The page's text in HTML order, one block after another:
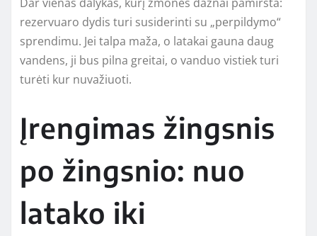
rezervuaro dydis turi susiderinti su „perpildymo“
sprendimu. Jei talpa maža, o latakai gauna daug
vandens, ji bus pilna greitai, o vanduo vistiek turi
turėti kur nuvažiuoti.
Įrengimas žingsnis
po žingsnio: nuo
latako iki